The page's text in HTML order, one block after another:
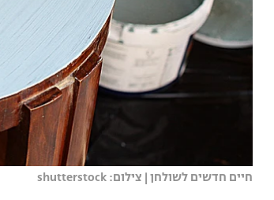
חיים חדשים לשולחן | צילום: shutterstock